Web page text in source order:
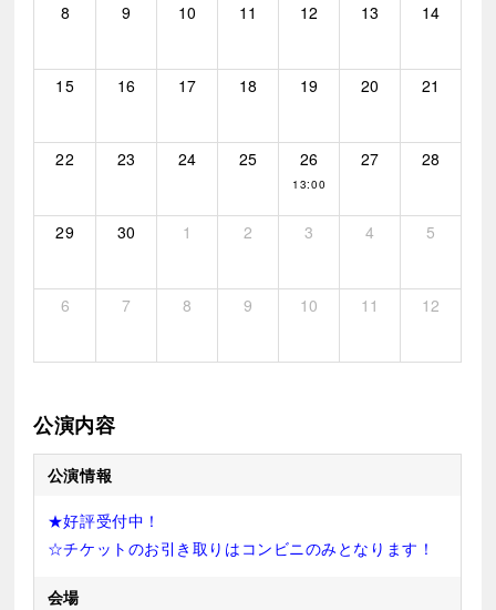
8 9 10 11 12 13 14
15 16 17 18 19 20 21
22 23 24 25 26
13:00
27 28
29 30 1 2 3 4 5
6 7 8 9 10 11 12
公演内容
公演情報
★好評受付中！
☆チケットのお引き取りはコンビニのみとなります！
会場